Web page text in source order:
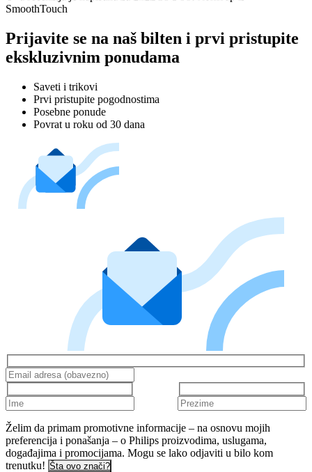
SmoothTouch
Prijavite se na naš bilten i prvi pristupite
ekskluzivnim ponudama
Saveti i trikovi
Prvi pristupite pogodnostima
Posebne ponude
Povrat u roku od 30 dana
Želim da primam promotivne informacije – na osnovu mojih
preferencija i ponašanja – o Philips proizvodima, uslugama,
događajima i promocijama. Mogu se lako odjaviti u bilo kom
trenutku! Šta ovo znači?